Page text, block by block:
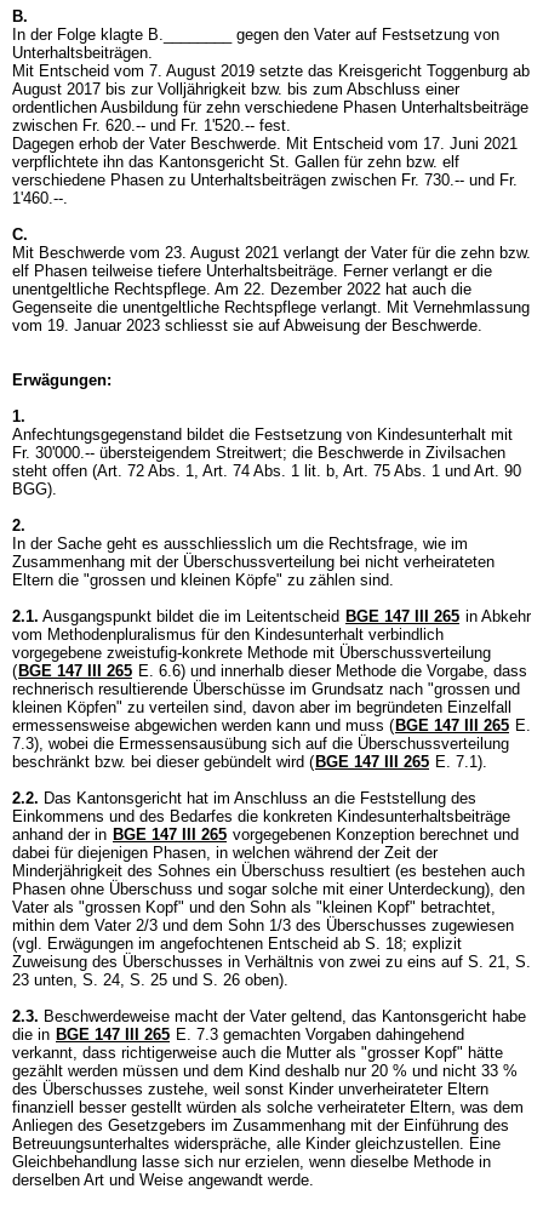
B.
In der Folge klagte B.________ gegen den Vater auf Festsetzung von
Unterhaltsbeiträgen.
Mit Entscheid vom 7. August 2019 setzte das Kreisgericht Toggenburg ab
August 2017 bis zur Volljährigkeit bzw. bis zum Abschluss einer
ordentlichen Ausbildung für zehn verschiedene Phasen Unterhaltsbeiträge
zwischen Fr. 620.-- und Fr. 1'520.-- fest.
Dagegen erhob der Vater Beschwerde. Mit Entscheid vom 17. Juni 2021
verpflichtete ihn das Kantonsgericht St. Gallen für zehn bzw. elf
verschiedene Phasen zu Unterhaltsbeiträgen zwischen Fr. 730.-- und Fr.
1'460.--.
C.
Mit Beschwerde vom 23. August 2021 verlangt der Vater für die zehn bzw.
elf Phasen teilweise tiefere Unterhaltsbeiträge. Ferner verlangt er die
unentgeltliche Rechtspflege. Am 22. Dezember 2022 hat auch die
Gegenseite die unentgeltliche Rechtspflege verlangt. Mit Vernehmlassung
vom 19. Januar 2023 schliesst sie auf Abweisung der Beschwerde.
Erwägungen:
1.
Anfechtungsgegenstand bildet die Festsetzung von Kindesunterhalt mit
Fr. 30'000.-- übersteigendem Streitwert; die Beschwerde in Zivilsachen
steht offen (Art. 72 Abs. 1, Art. 74 Abs. 1 lit. b, Art. 75 Abs. 1 und Art. 90
BGG).
2.
In der Sache geht es ausschliesslich um die Rechtsfrage, wie im
Zusammenhang mit der Überschussverteilung bei nicht verheirateten
Eltern die "grossen und kleinen Köpfe" zu zählen sind.
2.1. Ausgangspunkt bildet die im Leitentscheid BGE 147 III 265 in Abkehr
vom Methodenpluralismus für den Kindesunterhalt verbindlich
vorgegebene zweistufig-konkrete Methode mit Überschussverteilung
( BGE 147 III 265 E. 6.6) und innerhalb dieser Methode die Vorgabe, dass
rechnerisch resultierende Überschüsse im Grundsatz nach "grossen und
kleinen Köpfen" zu verteilen sind, davon aber im begründeten Einzelfall
ermessensweise abgewichen werden kann und muss ( BGE 147 III 265 E.
7.3), wobei die Ermessensausübung sich auf die Überschussverteilung
beschränkt bzw. bei dieser gebündelt wird ( BGE 147 III 265 E. 7.1).
2.2. Das Kantonsgericht hat im Anschluss an die Feststellung des
Einkommens und des Bedarfes die konkreten Kindesunterhaltsbeiträge
anhand der in BGE 147 III 265 vorgegebenen Konzeption berechnet und
dabei für diejenigen Phasen, in welchen während der Zeit der
Minderjährigkeit des Sohnes ein Überschuss resultiert (es bestehen auch
Phasen ohne Überschuss und sogar solche mit einer Unterdeckung), den
Vater als "grossen Kopf" und den Sohn als "kleinen Kopf" betrachtet,
mithin dem Vater 2/3 und dem Sohn 1/3 des Überschusses zugewiesen
(vgl. Erwägungen im angefochtenen Entscheid ab S. 18; explizit
Zuweisung des Überschusses in Verhältnis von zwei zu eins auf S. 21, S.
23 unten, S. 24, S. 25 und S. 26 oben).
2.3. Beschwerdeweise macht der Vater geltend, das Kantonsgericht habe
die in BGE 147 III 265 E. 7.3 gemachten Vorgaben dahingehend
verkannt, dass richtigerweise auch die Mutter als "grosser Kopf" hätte
gezählt werden müssen und dem Kind deshalb nur 20 % und nicht 33 %
des Überschusses zustehe, weil sonst Kinder unverheirateter Eltern
finanziell besser gestellt würden als solche verheirateter Eltern, was dem
Anliegen des Gesetzgebers im Zusammenhang mit der Einführung des
Betreuungsunterhaltes widerspräche, alle Kinder gleichzustellen. Eine
Gleichbehandlung lasse sich nur erzielen, wenn dieselbe Methode in
derselben Art und Weise angewandt werde.